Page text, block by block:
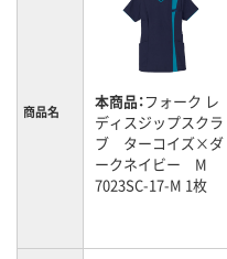
商品名 本商品：フォーク レ
ディスジップスクラ
ブ ターコイズ×ダ
ークネイビー M
7023SC-17-M 1枚